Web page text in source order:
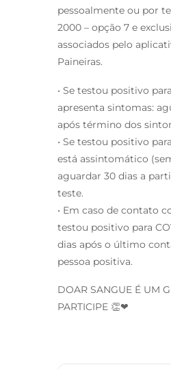
pessoalmente ou por
2000 – opção 7 e
associados pelo
Paineiras.
• Se testou positivo
apresenta sintomas:
após término dos
• Se testou positivo
está assintomático
aguardar 30 dias a
teste.
• Em caso de contato
testou positivo para
dias após o último
pessoa positiva.
DOAR SANGUE É UM
PARTICIPE 👏❤